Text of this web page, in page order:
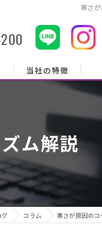
寒さ
当社の特徴
外壁
塗り替え
雨樋
修理
ム解説
グ コラム 寒さが原因の